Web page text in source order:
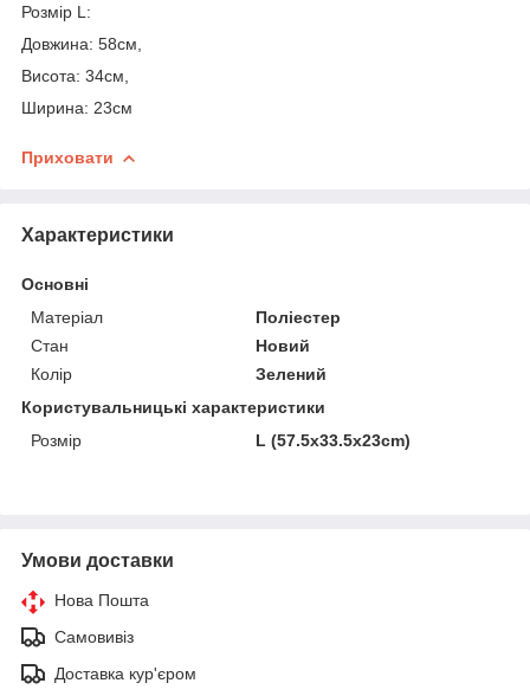
Розмір L:
Довжина: 58см,
Висота: 34см,
Ширина: 23см
Приховати
Характеристики
Основні
Матеріал
Поліестер
Стан
Новий
Колір
Зелений
Користувальницькі характеристики
Розмір
L (57.5x33.5x23cm)
Умови доставки
Нова Пошта
Самовивіз
Доставка кур'єром